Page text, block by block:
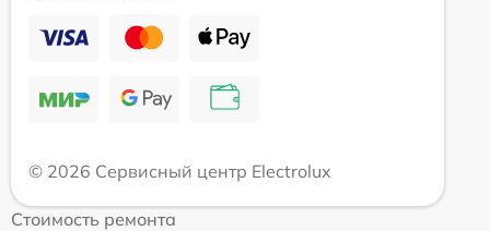
© 2026 Сервисный центр Electrolux
Стоимость ремонта